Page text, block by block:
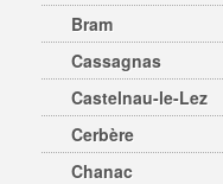
Bram
Cassagnas
Castelnau-le-Lez
Cerbère
Chanac